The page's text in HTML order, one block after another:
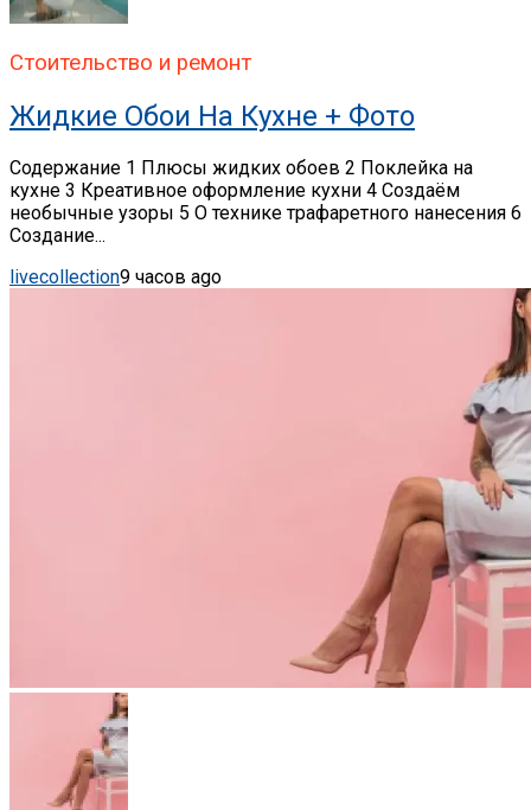
Стоительство и ремонт
Жидкие Обои На Кухне + Фото
Содержание 1 Плюсы жидких обоев 2 Поклейка на
кухне 3 Креативное оформление кухни 4 Создаём
необычные узоры 5 О технике трафаретного нанесения 6
Создание...
livecollection9 часов ago